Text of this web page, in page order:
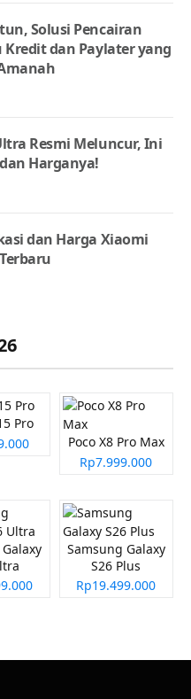
Solusi Pencairan
dan Paylater yang
Resmi Meluncur, Ini
Harganya!
dan Harga Xiaomi
Pro
Poco X8 Pro Max
Rp7.999.000
Samsung Galaxy
S26 Plus
Rp19.499.000